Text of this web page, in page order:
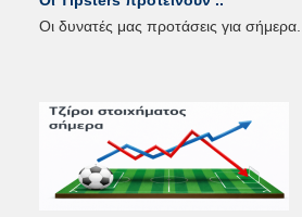
Οι δυνατές μας προτάσεις για σήμερα...